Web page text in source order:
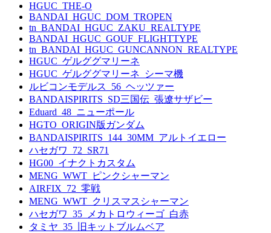
HGUC_THE-O
BANDAI_HGUC_DOM_TROPEN
tn_BANDAI_HGUC_ZAKU_REALTYPE
BANDAI_HGUC_GOUF_FLIGHTTYPE
tn_BANDAI_HGUC_GUNCANNON_REALTYPE
HGUC_ゲルググマリーネ
HGUC_ゲルググマリーネ_シーマ機
ルビコンモデルス_56_ヘッツァー
BANDAISPIRITS_SD三国伝_張遼サザビー
Eduard_48_ニューポール
HGTO_ORIGIN版ガンダム
BANDAISPIRITS_144_30MM_アルトイエロー
ハセガワ_72_SR71
HG00_イナクトカスタム
MENG_WWT_ピンクシャーマン
AIRFIX_72_零戦
MENG_WWT_クリスマスシャーマン
ハセガワ_35_メカトロウィーゴ_白赤
タミヤ_35_旧キットブルムベア